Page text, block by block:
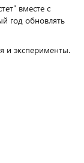
вместе с
год обновлять
и эксперименты.